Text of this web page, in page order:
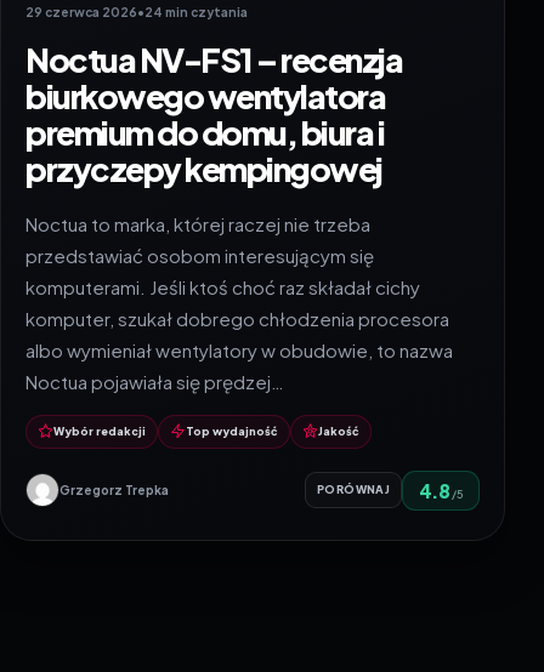
29 czerwca 2026•24 min czytania
Noctua NV-FS1 – recenzja
biurkowego wentylatora
premium do domu, biura i
przyczepy kempingowej
Noctua to marka, której raczej nie trzeba
przedstawiać osobom interesującym się
komputerami. Jeśli ktoś choć raz składał cichy
komputer, szukał dobrego chłodzenia procesora
albo wymieniał wentylatory w obudowie, to nazwa
Noctua pojawiała się prędzej…
Wybór redakcji Top wydajność Jakość
Grzegorz Trepka PORÓWNAJ 4.8 /5